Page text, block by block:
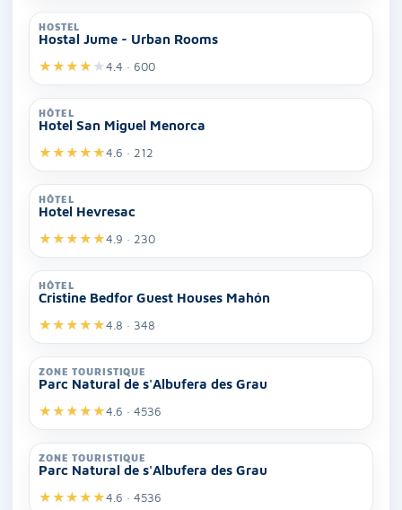
HOSTEL
Hostal Jume - Urban Rooms
★★★★ ★4.4 · 600
HÔTEL
Hotel San Miguel Menorca
★★★★★4.6 · 212
HÔTEL
Hotel Hevresac
★★★★★4.9 · 230
HÔTEL
Cristine Bedfor Guest Houses Mahón
★★★★★4.8 · 348
ZONE TOURISTIQUE
Parc Natural de s'Albufera des Grau
★★★★★4.6 · 4536
ZONE TOURISTIQUE
Parc Natural de s'Albufera des Grau
★★★★★4.6 · 4536